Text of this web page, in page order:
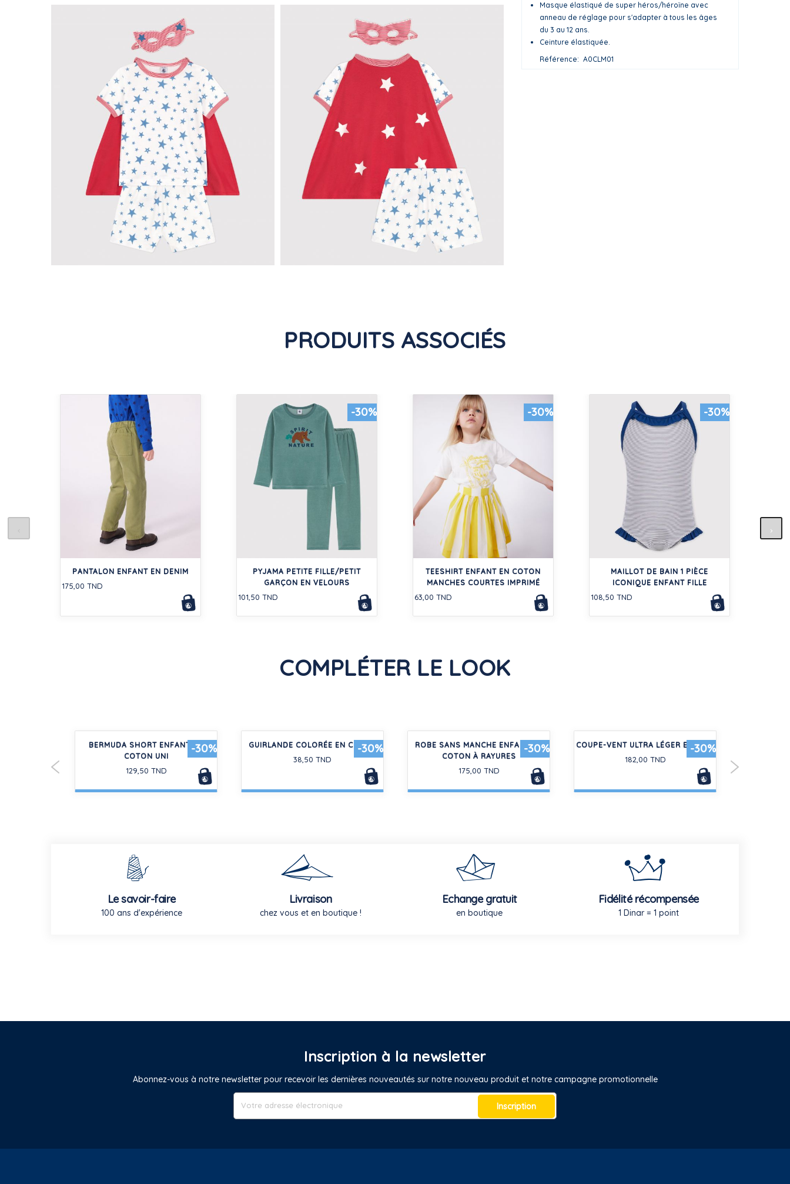
Masque élastiqué de super héros/héroïne avec
anneau de réglage pour s'adapter à tous les âges
du 3 au 12 ans.
Ceinture élastiquée.
Référence
A0CLM01
PRODUITS ASSOCIÉS
PANTALON ENFANT EN DENIM
175,00 TND
-30%
PYJAMA PETITE FILLE/PETIT
GARÇON EN VELOURS
101,50 TND
-30%
TEESHIRT ENFANT EN COTON
MANCHES COURTES IMPRIMÉ
63,00 TND
-30%
MAILLOT DE BAIN 1 PIÈCE
ICONIQUE ENFANT FILLE
108,50 TND
COMPLÉTER LE LOOK
-30%
BERMUDA SHORT ENFANT EN
COTON UNI
129,50 TND
-30%
GUIRLANDE COLORÉE EN COTON
38,50 TND
-30%
ROBE SANS MANCHE ENFANT EN
COTON À RAYURES
175,00 TND
-30%
COUPE-VENT ULTRA LÉGER ENFANT
182,00 TND
Le savoir-faire
100 ans d'expérience
Livraison
chez vous et en boutique !
Echange gratuit
en boutique
Fidélité récompensée
1 Dinar = 1 point
Inscription à la newsletter
Abonnez-vous à notre newsletter pour recevoir les dernières nouveautés sur notre nouveau produit et notre campagne promotionnelle
Inscription